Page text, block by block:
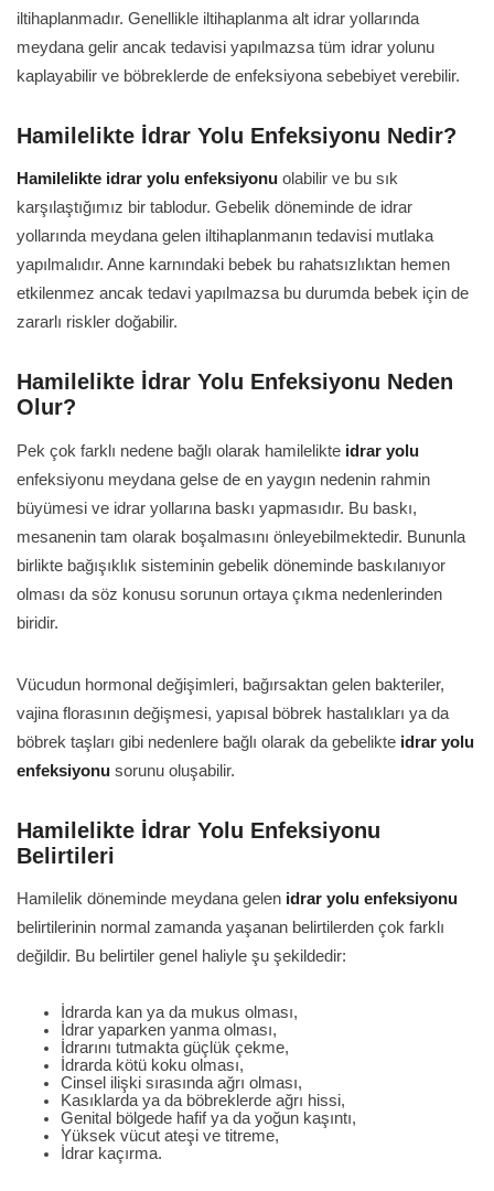
iltihaplanmadır. Genellikle iltihaplanma alt idrar yollarında
meydana gelir ancak tedavisi yapılmazsa tüm idrar yolunu
kaplayabilir ve böbreklerde de enfeksiyona sebebiyet verebilir.
Hamilelikte İdrar Yolu Enfeksiyonu Nedir?
Hamilelikte idrar yolu enfeksiyonu olabilir ve bu sık
karşılaştığımız bir tablodur. Gebelik döneminde de idrar
yollarında meydana gelen iltihaplanmanın tedavisi mutlaka
yapılmalıdır. Anne karnındaki bebek bu rahatsızlıktan hemen
etkilenmez ancak tedavi yapılmazsa bu durumda bebek için de
zararlı riskler doğabilir.
Hamilelikte İdrar Yolu Enfeksiyonu Neden
Olur?
Pek çok farklı nedene bağlı olarak hamilelikte idrar yolu
enfeksiyonu meydana gelse de en yaygın nedenin rahmin
büyümesi ve idrar yollarına baskı yapmasıdır. Bu baskı,
mesanenin tam olarak boşalmasını önleyebilmektedir. Bununla
birlikte bağışıklık sisteminin gebelik döneminde baskılanıyor
olması da söz konusu sorunun ortaya çıkma nedenlerinden
biridir.
Vücudun hormonal değişimleri, bağırsaktan gelen bakteriler,
vajina florasının değişmesi, yapısal böbrek hastalıkları ya da
böbrek taşları gibi nedenlere bağlı olarak da gebelikte idrar yolu
enfeksiyonu sorunu oluşabilir.
Hamilelikte İdrar Yolu Enfeksiyonu
Belirtileri
Hamilelik döneminde meydana gelen idrar yolu enfeksiyonu
belirtilerinin normal zamanda yaşanan belirtilerden çok farklı
değildir. Bu belirtiler genel haliyle şu şekildedir:
İdrarda kan ya da mukus olması,
İdrar yaparken yanma olması,
İdrarını tutmakta güçlük çekme,
İdrarda kötü koku olması,
Cinsel ilişki sırasında ağrı olması,
Kasıklarda ya da böbreklerde ağrı hissi,
Genital bölgede hafif ya da yoğun kaşıntı,
Yüksek vücut ateşi ve titreme,
İdrar kaçırma.